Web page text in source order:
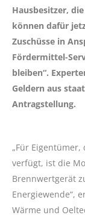
Hausbesitzer,
können dafür
Zuschüsse in
Fördermittel-
bleiben“.
Geldern aus
Antragstellung.
„Für
verfügt, ist die
Brennwertgerät
Energiewende“,
Wärme und